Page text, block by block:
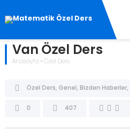
Van Özel Ders
Anasayfa » Özel Ders
Özel Ders, Genel , Bizden Haberler,
0 407